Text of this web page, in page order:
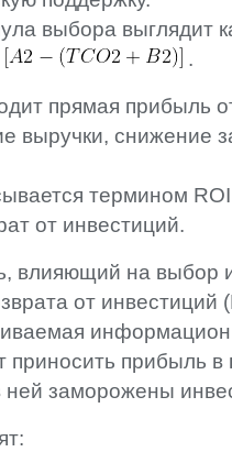
выбора выглядит
.
прямая прибыль
выручки, снижение
термином ROI
от инвестиций.
влияющий на выбор
от инвестиций
приносить прибыль
ней заморожены